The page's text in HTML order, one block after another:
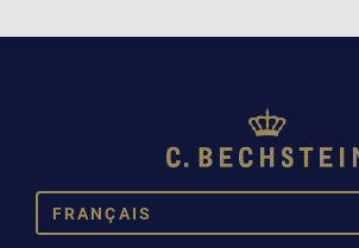
FRANÇAIS